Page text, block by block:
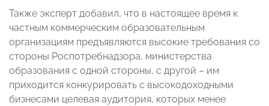
Также эксперт добавил, что в настоящее время к
частным коммерческим образовательным
организациям предъявляются высокие требования со
стороны Роспотребнадзора, министерства
образования с одной стороны, с другой – им
приходится конкурировать с высокодоходными
бизнесами целевая аудитория, которых менее